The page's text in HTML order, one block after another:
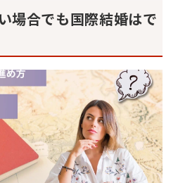
場合でも国際結婚はで